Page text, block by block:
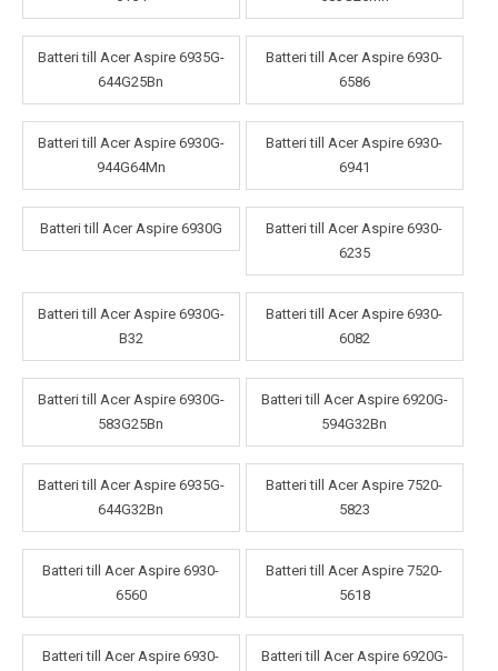
Batteri till Acer Aspire 6935G-
644G25Bn
Batteri till Acer Aspire 6930-
6586
Batteri till Acer Aspire 6930G-
944G64Mn
Batteri till Acer Aspire 6930-
6941
Batteri till Acer Aspire 6930G
Batteri till Acer Aspire 6930-
6235
Batteri till Acer Aspire 6930G-
B32
Batteri till Acer Aspire 6930-
6082
Batteri till Acer Aspire 6930G-
583G25Bn
Batteri till Acer Aspire 6920G-
594G32Bn
Batteri till Acer Aspire 6935G-
644G32Bn
Batteri till Acer Aspire 7520-
5823
Batteri till Acer Aspire 6930-
6560
Batteri till Acer Aspire 7520-
5618
Batteri till Acer Aspire 6930-
Batteri till Acer Aspire 6920G-